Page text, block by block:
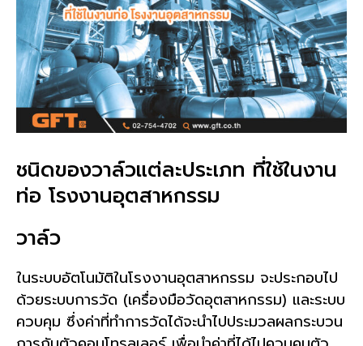
ชนิดของวาล์วแต่ละประเภท ที่ใช้ในงาน
ท่อ โรงงานอุตสาหกรรม
วาล์ว
ในระบบอัตโนมัติในโรงงานอุตสาหกรรม จะประกอบไป
ด้วยระบบการวัด (เครื่องมือวัดอุตสาหกรรม) และระบบ
ควบคุม ซึ่งค่าที่ทำการวัดได้จะนำไปประมวลผลกระบวน